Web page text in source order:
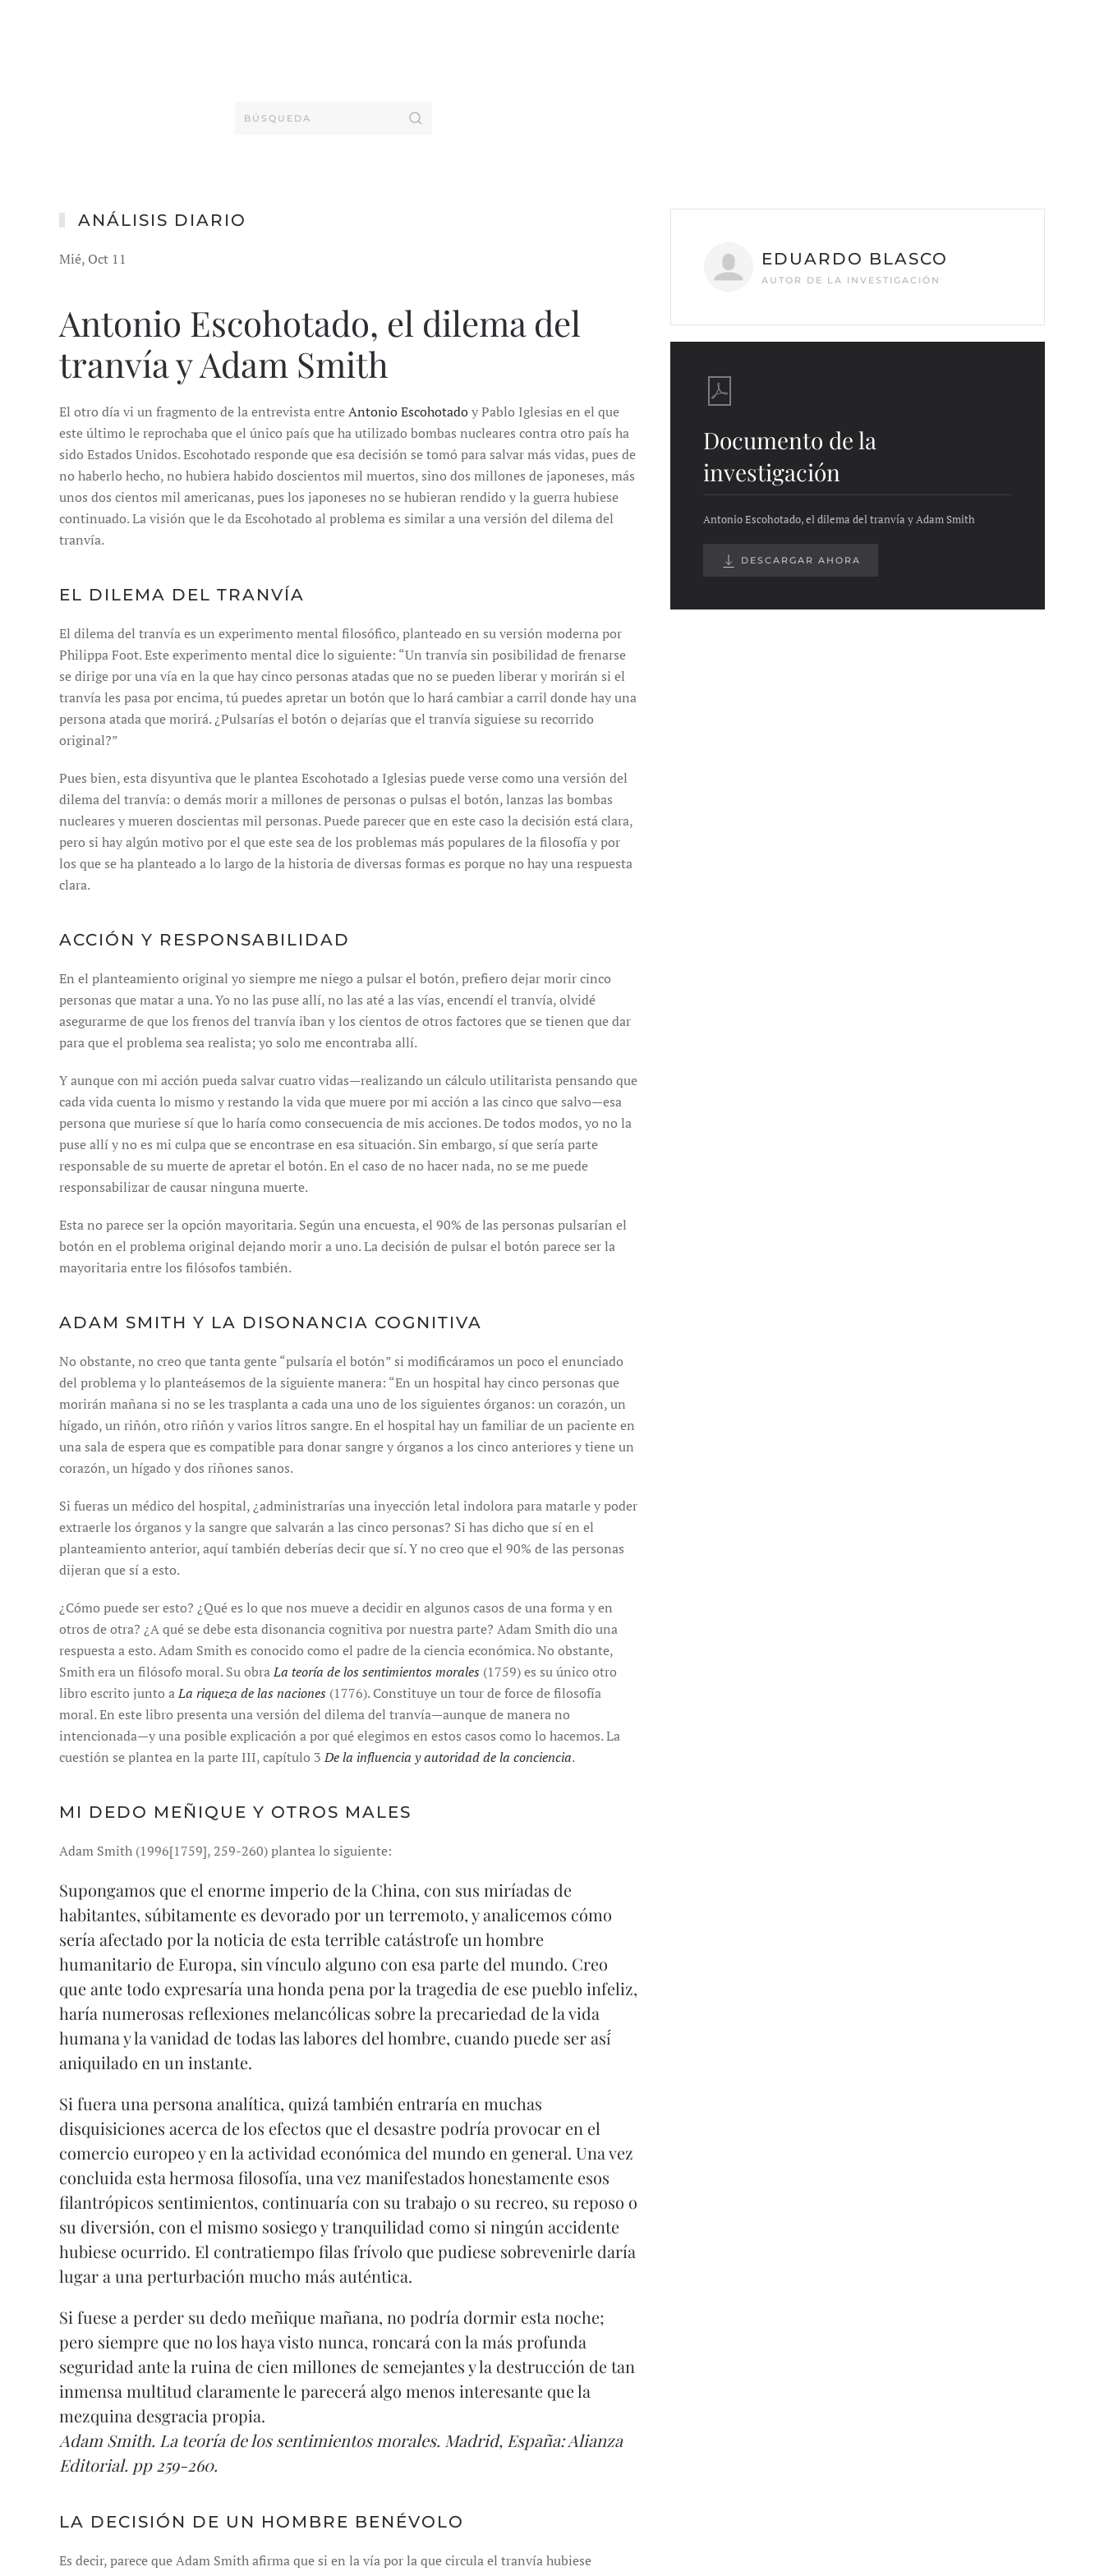
ANÁLISIS DIARIO
Mié, Oct 11
Antonio Escohotado, el dilema del
tranvía y Adam Smith
El otro día vi un fragmento de la entrevista entreAntonio Escohotadoy Pablo Iglesias en el que
este último le reprochaba que el único país que ha utilizado bombas nucleares contra otro país ha
sido Estados Unidos. Escohotado responde que esa decisión se tomó para salvar más vidas, pues de
no haberlo hecho, no hubiera habido doscientos mil muertos, sino dos millones de japoneses, más
unos dos cientos mil americanas, pues los japoneses no se hubieran rendido y la guerra hubiese
continuado. La visión que le da Escohotado al problema es similar a una versión del dilema del
tranvía.
EL DILEMA DEL TRANVÍA
El dilema del tranvía es un experimento mental filosófico, planteado en su versión moderna por
Philippa Foot. Este experimento mental dice lo siguiente: “Un tranvía sin posibilidad de frenarse
se dirige por una vía en la que hay cinco personas atadas que no se pueden liberar y morirán si el
tranvía les pasa por encima, tú puedes apretar un botón que lo hará cambiar a carril donde hay una
persona atada que morirá. ¿Pulsarías el botón o dejarías que el tranvía siguiese su recorrido
original?”
Pues bien, esta disyuntiva que le plantea Escohotado a Iglesias puede verse como una versión del
dilema del tranvía: o demás morir a millones de personas o pulsas el botón, lanzas las bombas
nucleares y mueren doscientas mil personas. Puede parecer que en este caso la decisión está clara,
pero si hay algún motivo por el que este sea de los problemas más populares de la filosofía y por
los que se ha planteado a lo largo de la historia de diversas formas es porque no hay una respuesta
clara.
ACCIÓN Y RESPONSABILIDAD
En el planteamiento original yo siempre me niego a pulsar el botón, prefiero dejar morir cinco
personas que matar a una. Yo no las puse allí, no las até a las vías, encendí el tranvía, olvidé
asegurarme de que los frenos del tranvía iban y los cientos de otros factores que se tienen que dar
para que el problema sea realista; yo solo me encontraba allí.
Y aunque con mi acción pueda salvar cuatro vidas—realizando un cálculo utilitarista pensando que
cada vida cuenta lo mismo y restando la vida que muere por mi acción a las cinco que salvo—esa
persona que muriese sí que lo haría como consecuencia de mis acciones. De todos modos, yo no la
puse allí y no es mi culpa que se encontrase en esa situación. Sin embargo, sí que sería parte
responsable de su muerte de apretar el botón. En el caso de no hacer nada, no se me puede
responsabilizar de causar ninguna muerte.
Esta no parece ser la opción mayoritaria. Según una encuesta, el 90% de las personas pulsarían el
botón en el problema original dejando morir a uno. La decisión de pulsar el botón parece ser la
mayoritaria entre los filósofos también.
ADAM SMITH Y LA DISONANCIA COGNITIVA
No obstante, no creo que tanta gente “pulsaría el botón” si modificáramos un poco el enunciado
del problema y lo planteásemos de la siguiente manera: “En un hospital hay cinco personas que
morirán mañana si no se les trasplanta a cada una uno de los siguientes órganos: un corazón, un
hígado, un riñón, otro riñón y varios litros sangre. En el hospital hay un familiar de un paciente en
una sala de espera que es compatible para donar sangre y órganos a los cinco anteriores y tiene un
corazón, un hígado y dos riñones sanos.
Si fueras un médico del hospital, ¿administrarías una inyección letal indolora para matarle y poder
extraerle los órganos y la sangre que salvarán a las cinco personas? Si has dicho que sí en el
planteamiento anterior, aquí también deberías decir que sí. Y no creo que el 90% de las personas
dijeran que sí a esto.
¿Cómo puede ser esto? ¿Qué es lo que nos mueve a decidir en algunos casos de una forma y en
otros de otra? ¿A qué se debe esta disonancia cognitiva por nuestra parte? Adam Smith dio una
respuesta a esto. Adam Smith es conocido como el padre de la ciencia económica. No obstante,
Smith era un filósofo moral. Su obraLa teoría de los sentimientos morales (1759) es su único otro
libro escrito junto aLa riqueza de las naciones (1776). Constituye un tour de force de filosofía
moral. En este libro presenta una versión del dilema del tranvía—aunque de manera no
intencionada—y una posible explicación a por qué elegimos en estos casos como lo hacemos. La
cuestión se plantea en la parte III, capítulo 3De la influencia y autoridad de la conciencia.
MI DEDO MEÑIQUE Y OTROS MALES
Adam Smith (1996[1759], 259-260) plantea lo siguiente:
Supongamos que el enorme imperio de la China, con sus miríadas de
habitantes, súbitamente es devorado por un terremoto, y analicemos cómo
sería afectado por la noticia de esta terrible catástrofe un hombre
humanitario de Europa, sin vínculo alguno con esa parte del mundo. Creo
que ante todo expresaría una honda pena por la tragedia de ese pueblo infeliz,
haría numerosas reflexiones melancólicas sobre la precariedad de la vida
humana y la vanidad de todas las labores del hombre, cuando puede ser así́
aniquilado en un instante.
Si fuera una persona analítica, quizá también entraría en muchas
disquisiciones acerca de los efectos que el desastre podría provocar en el
comercio europeo y en la actividad económica del mundo en general. Una vez
concluida esta hermosa filosofía, una vez manifestados honestamente esos
filantrópicos sentimientos, continuaría con su trabajo o su recreo, su reposo o
su diversión, con el mismo sosiego y tranquilidad como si ningún accidente
hubiese ocurrido. El contratiempo filas frívolo que pudiese sobrevenirle daría
lugar a una perturbación mucho más auténtica.
Si fuese a perder su dedo meñique mañana, no podría dormir esta noche;
pero siempre que no los haya visto nunca, roncará con la más profunda
seguridad ante la ruina de cien millones de semejantes y la destrucción de tan
inmensa multitud claramente le parecerá algo menos interesante que la
mezquina desgracia propia.
Adam Smith. La teoría de los sentimientos morales. Madrid, España: Alianza
Editorial. pp 259-260.
LA DECISIÓN DE UN HOMBRE BENÉVOLO
Es decir, parece que Adam Smith afirma que si en la vía por la que circula el tranvía hubiese
EDUARDO BLASCO
AUTOR DE LA INVESTIGACIÓN
Documento de la
investigación
Antonio Escohotado, el dilema del tranvía y Adam Smith
DESCARGAR AHORA